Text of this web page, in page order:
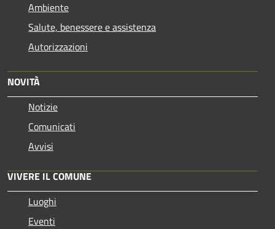
Ambiente
Salute, benessere e assistenza
Autorizzazioni
NOVITÀ
Notizie
Comunicati
Avvisi
VIVERE IL COMUNE
Luoghi
Eventi